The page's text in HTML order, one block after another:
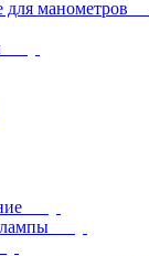
для манометров